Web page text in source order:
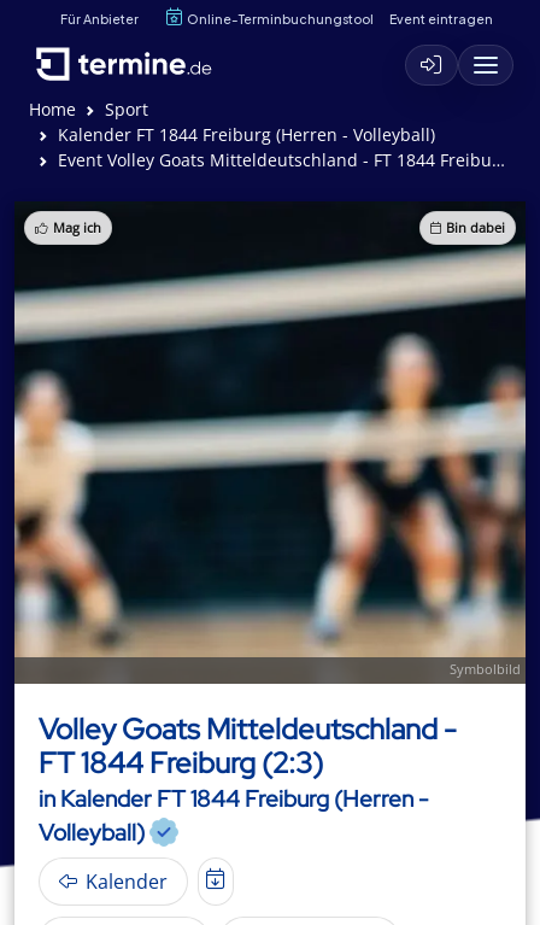
Für Anbieter Online-Terminbuchungstool Event eintragen
Home
Sport
Kalender FT 1844 Freiburg (Herren - Volleyball)
Event Volley Goats Mitteldeutschland - FT 1844 Freiburg (2:3)
Mag ich Bin dabei
Symbolbild
Volley Goats Mitteldeutschland -
FT 1844 Freiburg (2:3)
in Kalender FT 1844 Freiburg (Herren -
Volleyball)
Kalender